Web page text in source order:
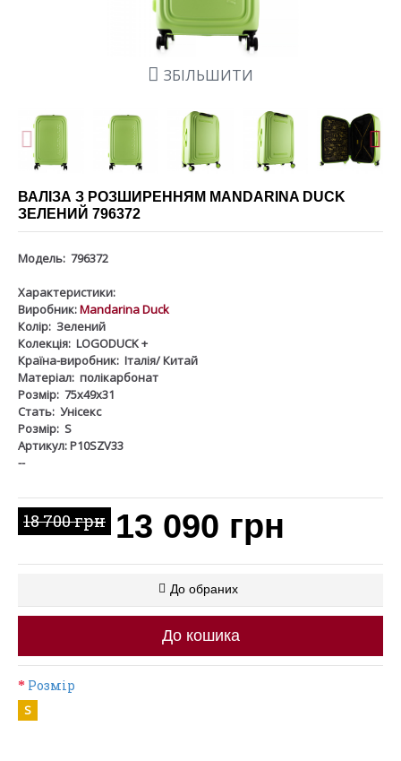
ЗБІЛЬШИТИ
ВАЛІЗА З РОЗШИРЕННЯМ MANDARINA DUCK
ЗЕЛЕНИЙ 796372
Модель: 796372
Характеристики:
Виробник:Mandarina Duck
Колір: Зелений
Колекція: LOGODUCK +
Країна-виробник: Італія/ Китай
Матеріал: полікарбонат
Розмір: 75х49х31
Стать: Унісекс
Розмір: S
Артикул: P10SZV33
--
18 700 грн 13 090 грн
До обраних
До кошика
Розмір
S